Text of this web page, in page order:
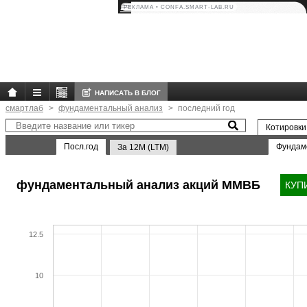
РЕКЛАМА • CONFA.SMART-LAB.RU
НАПИСАТЬ В БЛОГ
смартлаб фундаментальный анализ
последний год
Котировки
Посл.год
За 12M (LTM)
фундаментальный анализ акций ММВБ
10
12.5